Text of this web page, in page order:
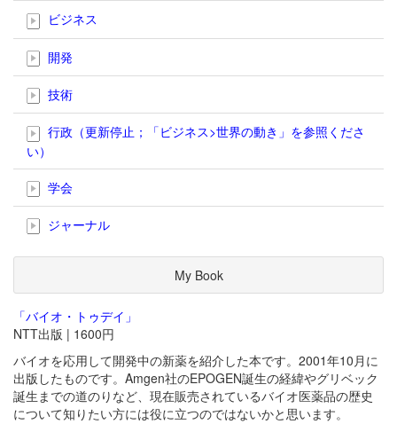
ビジネス
開発
技術
行政（更新停止；「ビジネス>世界の動き」を参照くださ
い）
学会
ジャーナル
My Book
「バイオ・トゥデイ」
NTT出版 | 1600円
バイオを応用して開発中の新薬を紹介した本です。2001年10月に
出版したものです。Amgen社のEPOGEN誕生の経緯やグリベック
誕生までの道のりなど、現在販売されているバイオ医薬品の歴史
について知りたい方には役に立つのではないかと思います。